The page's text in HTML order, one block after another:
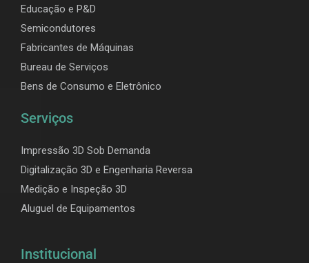
Educação e P&D
Semicondutores
Fabricantes de Máquinas
Bureau de Serviços
Bens de Consumo e Eletrônico
Serviços
Impressão 3D Sob Demanda
Digitalização 3D e Engenharia Reversa
Medição e Inspeção 3D
Aluguel de Equipamentos
Institucional